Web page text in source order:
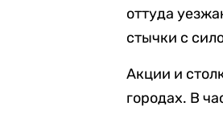
оттуда
стычки с
Акции и
городах. В